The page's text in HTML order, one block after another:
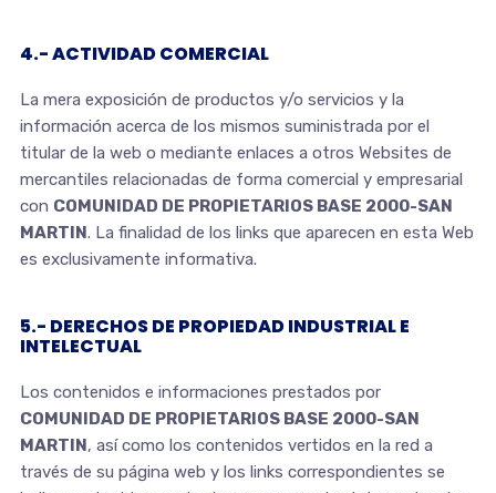
4.- ACTIVIDAD COMERCIAL
La mera exposición de productos y/o servicios y la
información acerca de los mismos suministrada por el
titular de la web o mediante enlaces a otros Websites de
mercantiles relacionadas de forma comercial y empresarial
con COMUNIDAD DE PROPIETARIOS BASE 2000-SAN
MARTIN. La finalidad de los links que aparecen en esta Web
es exclusivamente informativa.
5.- DERECHOS DE PROPIEDAD INDUSTRIAL E
INTELECTUAL
Los contenidos e informaciones prestados por
COMUNIDAD DE PROPIETARIOS BASE 2000-SAN
MARTIN, así como los contenidos vertidos en la red a
través de su página web y los links correspondientes se